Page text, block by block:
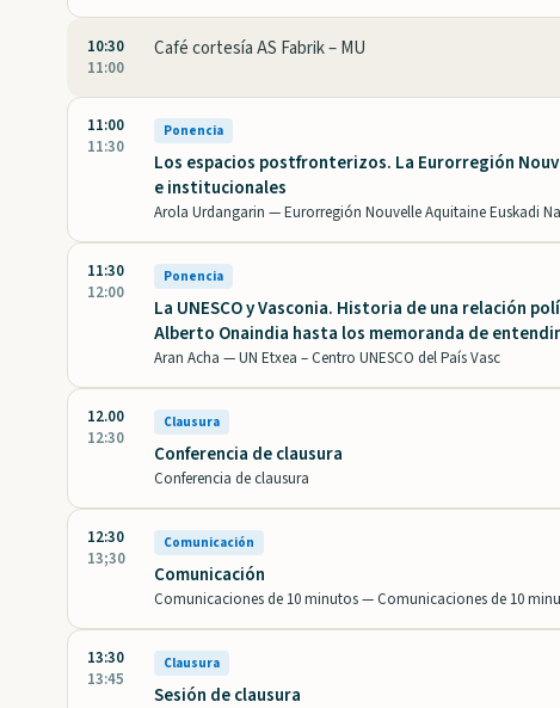
10:30
11:00
Café cortesía AS Fabrik – MU
11:00
11:30
Ponencia
Los espacios postfronterizos. La Eurorregión
e institucionales
Arola Urdangarin —Eurorregión Nouvelle Aquitaine Euskadi
11:30
12:00
Ponencia
La UNESCO y Vasconia. Historia de una relación
Alberto Onaindia hasta los memoranda de
Aran Acha —UN Etxea – Centro UNESCO del País Vasc
12.00
12:30
Clausura
Conferencia de clausura
Conferencia de clausura
12:30
13;30
Comunicación
Comunicación
Comunicaciones de 10 minutos —Comunicaciones de 10
13:30
13:45
Clausura
Sesión de clausura